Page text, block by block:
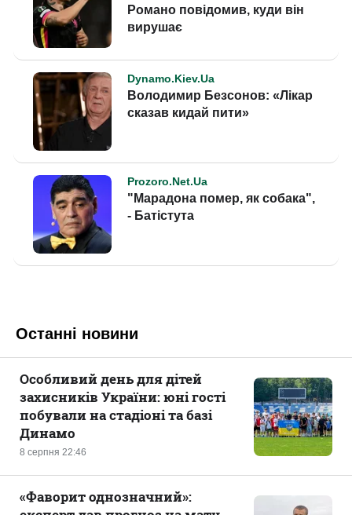
Останні новини
8 серпня 22:46
Особливий день для дітей
захисників України: юні гості
побували на стадіоні та базі
Динамо
«Фаворит однозначний»: